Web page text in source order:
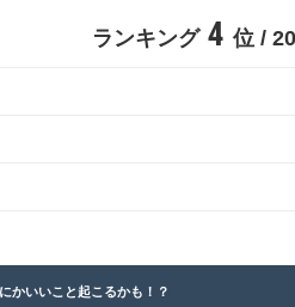
ランキング 4 位 /
かいいこと起こるかも！？